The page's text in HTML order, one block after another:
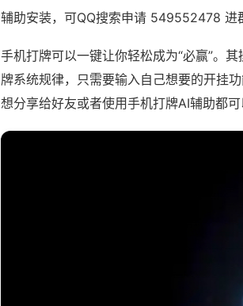
辅助安装，可QQ搜索申请 549552478 进
手机打牌可以一键让你轻松成为“必赢”。
牌系统规律，只需要输入自己想要的开挂
想分享给好友或者使用手机打牌AI辅助都可